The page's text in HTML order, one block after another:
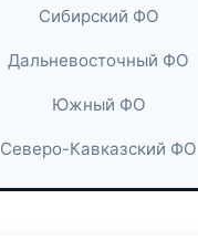
Сибирский ФО
Дальневосточный ФО
Южный ФО
Северо-Кавказский ФО